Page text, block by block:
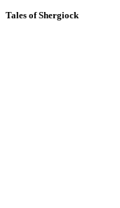
Tales of Shergiock